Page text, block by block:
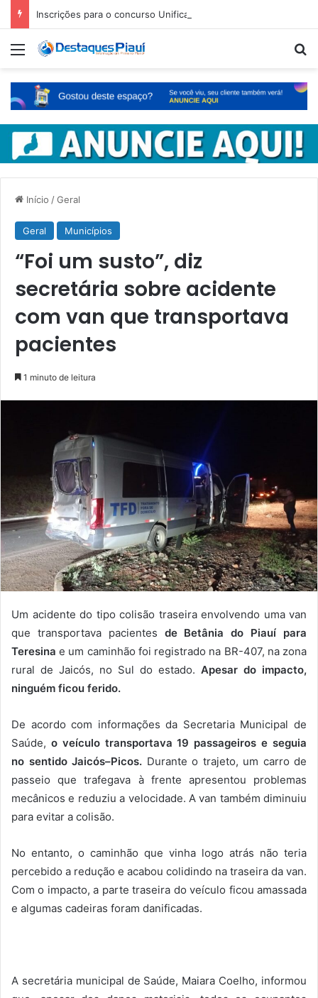
Menu
Início /Geral
Geral Municípios
“Foi um susto”, diz
secretária sobre acidente
com van que transportava
pacientes
1 minuto de leitura
Um acidente do tipo colisão traseira envolvendo uma van
que transportava pacientes de Betânia do Piauí para
Teresina e um caminhão foi registrado na BR-407, na zona
rural de Jaicós, no Sul do estado. Apesar do impacto,
ninguém ficou ferido.
De acordo com informações da Secretaria Municipal de
Saúde, o veículo transportava 19 passageiros e seguia
no sentido Jaicós–Picos. Durante o trajeto, um carro de
passeio que trafegava à frente apresentou problemas
mecânicos e reduziu a velocidade. A van também diminuiu
para evitar a colisão.
No entanto, o caminhão que vinha logo atrás não teria
percebido a redução e acabou colidindo na traseira da van.
Com o impacto, a parte traseira do veículo ficou amassada
e algumas cadeiras foram danificadas.
A secretária municipal de Saúde, Maiara Coelho, informou